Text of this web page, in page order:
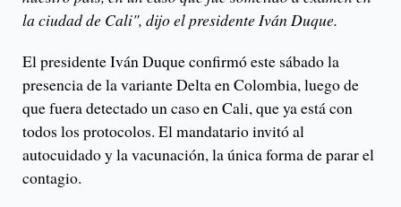
la ciudad de Cali", dijo el presidente Iván Duque.
El presidente Iván Duque confirmó este sábado la
presencia de la variante Delta en Colombia, luego de
que fuera detectado un caso en Cali, que ya está con
todos los protocolos. El mandatario invitó al
autocuidado y la vacunación, la única forma de parar el
contagio.